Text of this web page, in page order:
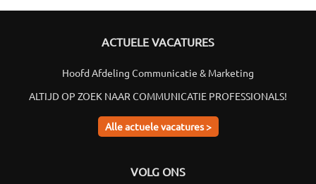
ACTUELE VACATURES
Hoofd Afdeling Communicatie & Marketing
ALTIJD OP ZOEK NAAR COMMUNICATIE PROFESSIONALS!
Alle actuele vacatures >
VOLG ONS